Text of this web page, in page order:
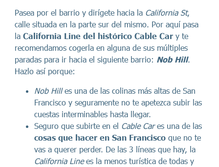
Pasea por el barrio y dirígete hacia la California St,
calle situada en la parte sur del mismo. Por aquí pasa
la California Line del histórico Cable Car y te
recomendamos cogerla en alguna de sus múltiples
paradas para ir hacia el siguiente barrio: Nob Hill.
Hazlo así porque:
Nob Hilles una de las colinas más altas de San
Francisco y seguramente no te apetezca subir las
cuestas interminables hasta llegar.
Seguro que subirte en el Cable Cares una de las
cosas que hacer en San Francisco que no te
vas a querer perder. De las 3 líneas que hay, la
California Linees la menos turística de todas y